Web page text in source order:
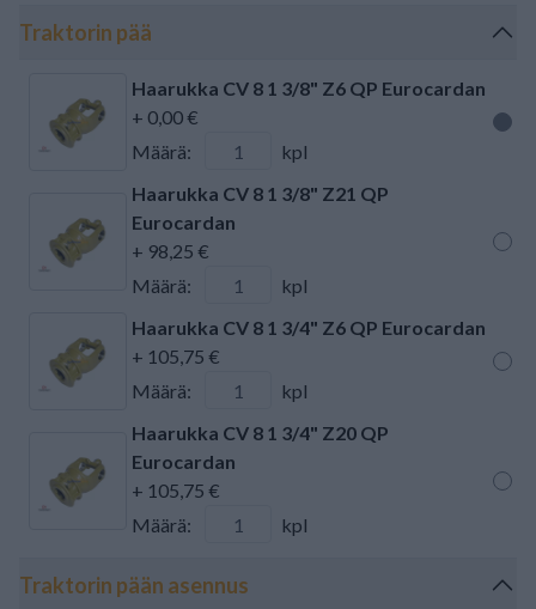
Traktorin pää
Haarukka CV 8 1 3/8" Z6 QP Eurocardan
+ 0,00 €
Määrä:
kpl
Haarukka CV 8 1 3/8" Z21 QP
Eurocardan
+ 98,25 €
Määrä:
kpl
Haarukka CV 8 1 3/4" Z6 QP Eurocardan
+ 105,75 €
Määrä:
kpl
Haarukka CV 8 1 3/4" Z20 QP
Eurocardan
+ 105,75 €
Määrä:
kpl
Traktorin pään asennus